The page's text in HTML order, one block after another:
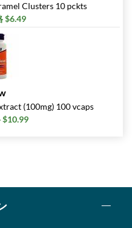
Clusters 10 pckts
$6.49
(100mg) 100 vcaps
$10.99